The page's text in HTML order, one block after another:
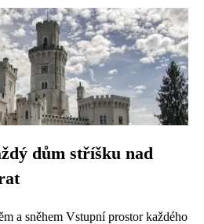
dům stříšku nad
a sněhem Vstupní prostor každého